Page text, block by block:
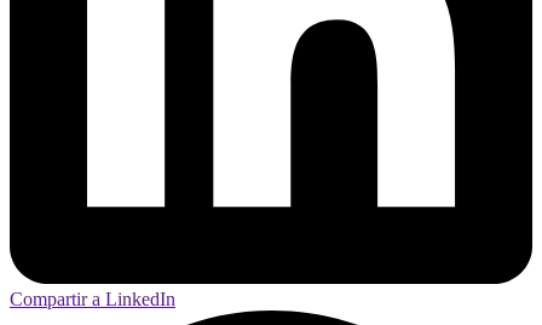
Compartir a LinkedIn